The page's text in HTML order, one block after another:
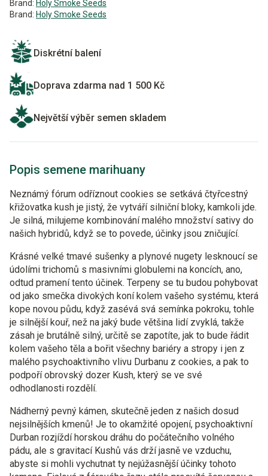
Brand: Holy Smoke Seeds
Brand: Holy Smoke Seeds
Diskrétní balení
Doprava zdarma nad 1 500 Kč
Největší výběr semen skladem
Popis semene marihuany
Neznámý fórum odříznout cookies se setkává čtyřcestný
křižovatka kush je jistý, že vytváří silniční bloky, kamkoli jde.
Je silná, milujeme kombinování malého množství sativy do
našich hybridů, když se to povede, účinky jsou zničující.
Krásné velké tmavé sušenky a plynové nugety lesknoucí se
údolími trichomů s masivními globulemi na koncích, ano,
odtud pramení tento účinek. Terpeny se tu budou pohybovat
od jako smečka divokých koní kolem vašeho systému, která
kope novou půdu, když zasévá svá semínka pokroku, tohle
je silnější kouř, než na jaký bude většina lidí zvyklá, takže
zásah je brutálně silný, určitě se zapotíte, jak to bude řádit
kolem vašeho těla a bořit všechny bariéry a stropy i jen z
malého psychoaktivního vlivu Durbanu z cookies, a pak to
podpoří obrovský dozer Kush, který se ve své
odhodlanosti rozdělí.
Nádherný pevný kámen, skutečně jeden z našich dosud
nejsilnějších kmenů! Je to okamžité opojení, psychoaktivní
Durban rozjíždí horskou dráhu do počátečního volného
pádu, ale s gravitací Kushů vás drží jasně ve vzduchu,
abyste si mohli vychutnat ty nejúžasnější účinky tohoto